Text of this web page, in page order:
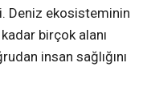
Deniz ekosisteminin
birçok alanı
insan sağlığını